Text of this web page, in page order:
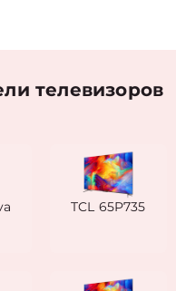
телевизоров
TCL 65P735